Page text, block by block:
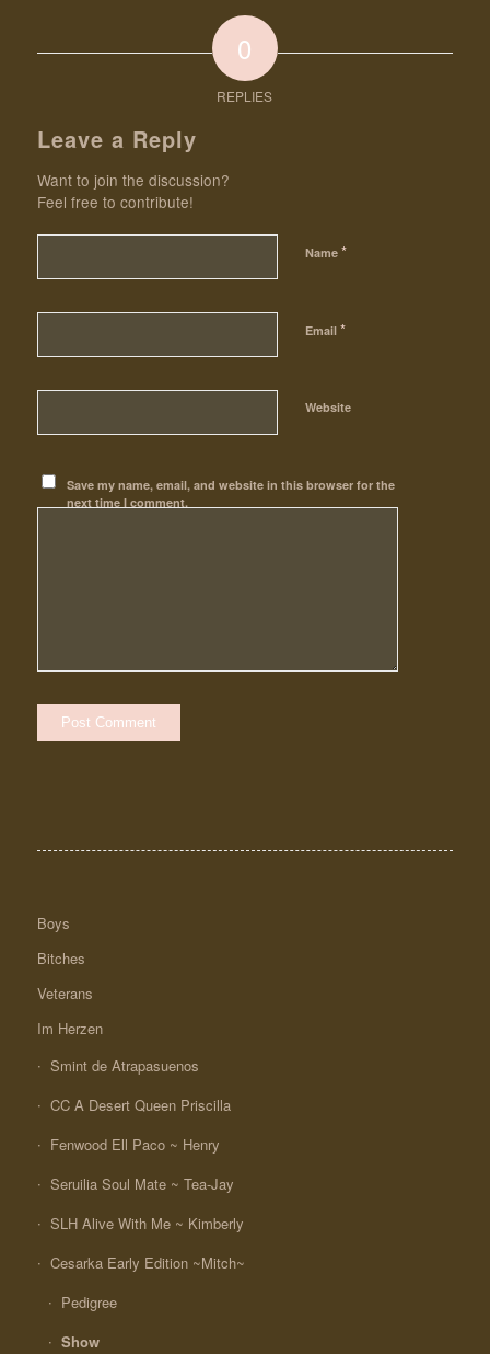
0
REPLIES
Leave a Reply
Want to join the discussion?
Feel free to contribute!
Name *
Email *
Website
Save my name, email, and website in this browser for the
next time I comment.
Boys
Bitches
Veterans
Im Herzen
Smint de Atrapasuenos
CC A Desert Queen Priscilla
Fenwood Ell Paco ~ Henry
Seruilia Soul Mate ~ Tea-Jay
SLH Alive With Me ~ Kimberly
Cesarka Early Edition ~Mitch~
Pedigree
Show